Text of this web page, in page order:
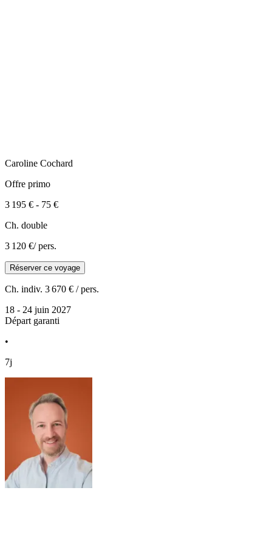
Caroline Cochard
Offre primo
3 195 € - 75 €
Ch. double
3 120 €/ pers.
Réserver ce voyage
Ch. indiv. 3 670 € / pers.
18 - 24 juin 2027
Départ garanti
•
7j